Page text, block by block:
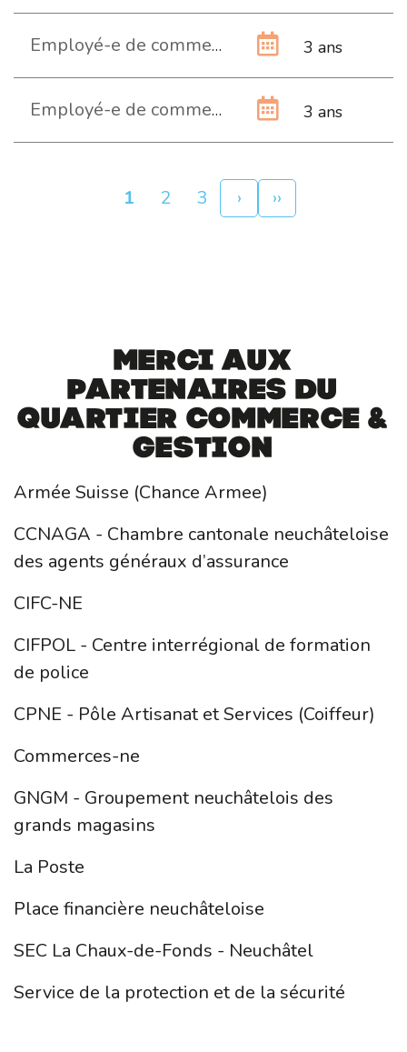
Employé-e de commerce (Administration et services) CFC 3 ans
Employé-e de commerce (Administration publique) CFC 3 ans
Page
1 Page
2 Page
3
Page
›
Dernière
››
Merci aux
partenaires du
Quartier Commerce &
gestion
Armée Suisse (Chance Armee)
CCNAGA - Chambre cantonale neuchâteloise
des agents généraux d’assurance
CIFC-NE
CIFPOL - Centre interrégional de formation
de police
CPNE - Pôle Artisanat et Services (Coiffeur)
Commerces-ne
GNGM - Groupement neuchâtelois des
grands magasins
La Poste
Place financière neuchâteloise
SEC La Chaux-de-Fonds - Neuchâtel
Service de la protection et de la sécurité